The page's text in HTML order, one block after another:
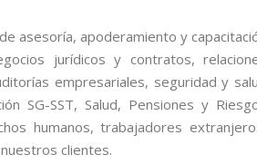
asesoría, apoderamiento y
jurídicos y contratos,
empresariales, seguridad y
SG-SST, Salud, Pensiones y
humanos, trabajadores
clientes.